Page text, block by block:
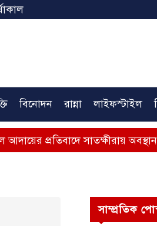
বিনোদন রান্না লাইফস্টাইল
সাতক্ষীরায় অবস্থান কর্মসূচি
সাম্প্রতিক